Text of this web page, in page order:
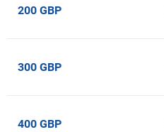
200 GBP
300 GBP
400 GBP